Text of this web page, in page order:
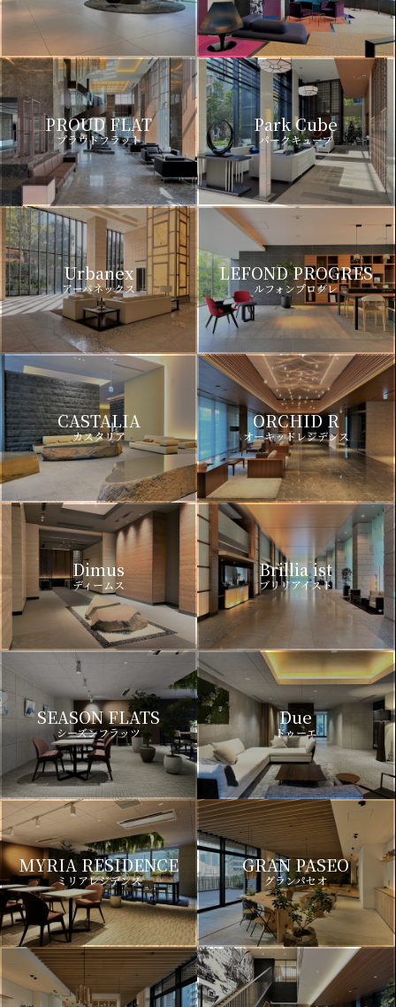
PROUD FLAT
プラウドフラット
Park Cube
パークキューブ
Urbanex
アーバネックス
LEFOND PROGRES
ルフォンプログレ
CASTALIA
カスタリア
ORCHID R
オーキッドレジデンス
Dimus
ディームス
Brillia ist
ブリリアイスト
SEASON FLATS
シーズンフラッツ
Due
ドゥーエ
MYRIA RESIDENCE
ミリアレジデンス
GRAN PASEO
グランパセオ